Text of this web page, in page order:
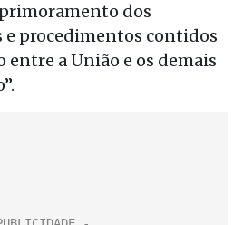
dos
e procedimentos contidos
a União e os demais